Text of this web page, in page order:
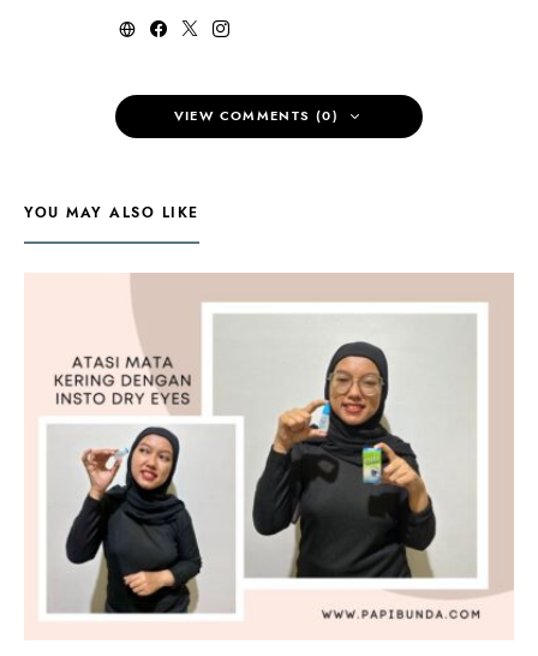
VIEW COMMENTS (0)
YOU MAY ALSO LIKE